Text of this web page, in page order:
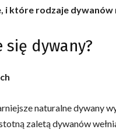
i które rodzaje dywanów
się dywany?
naturalne dywany
zaletą dywanów